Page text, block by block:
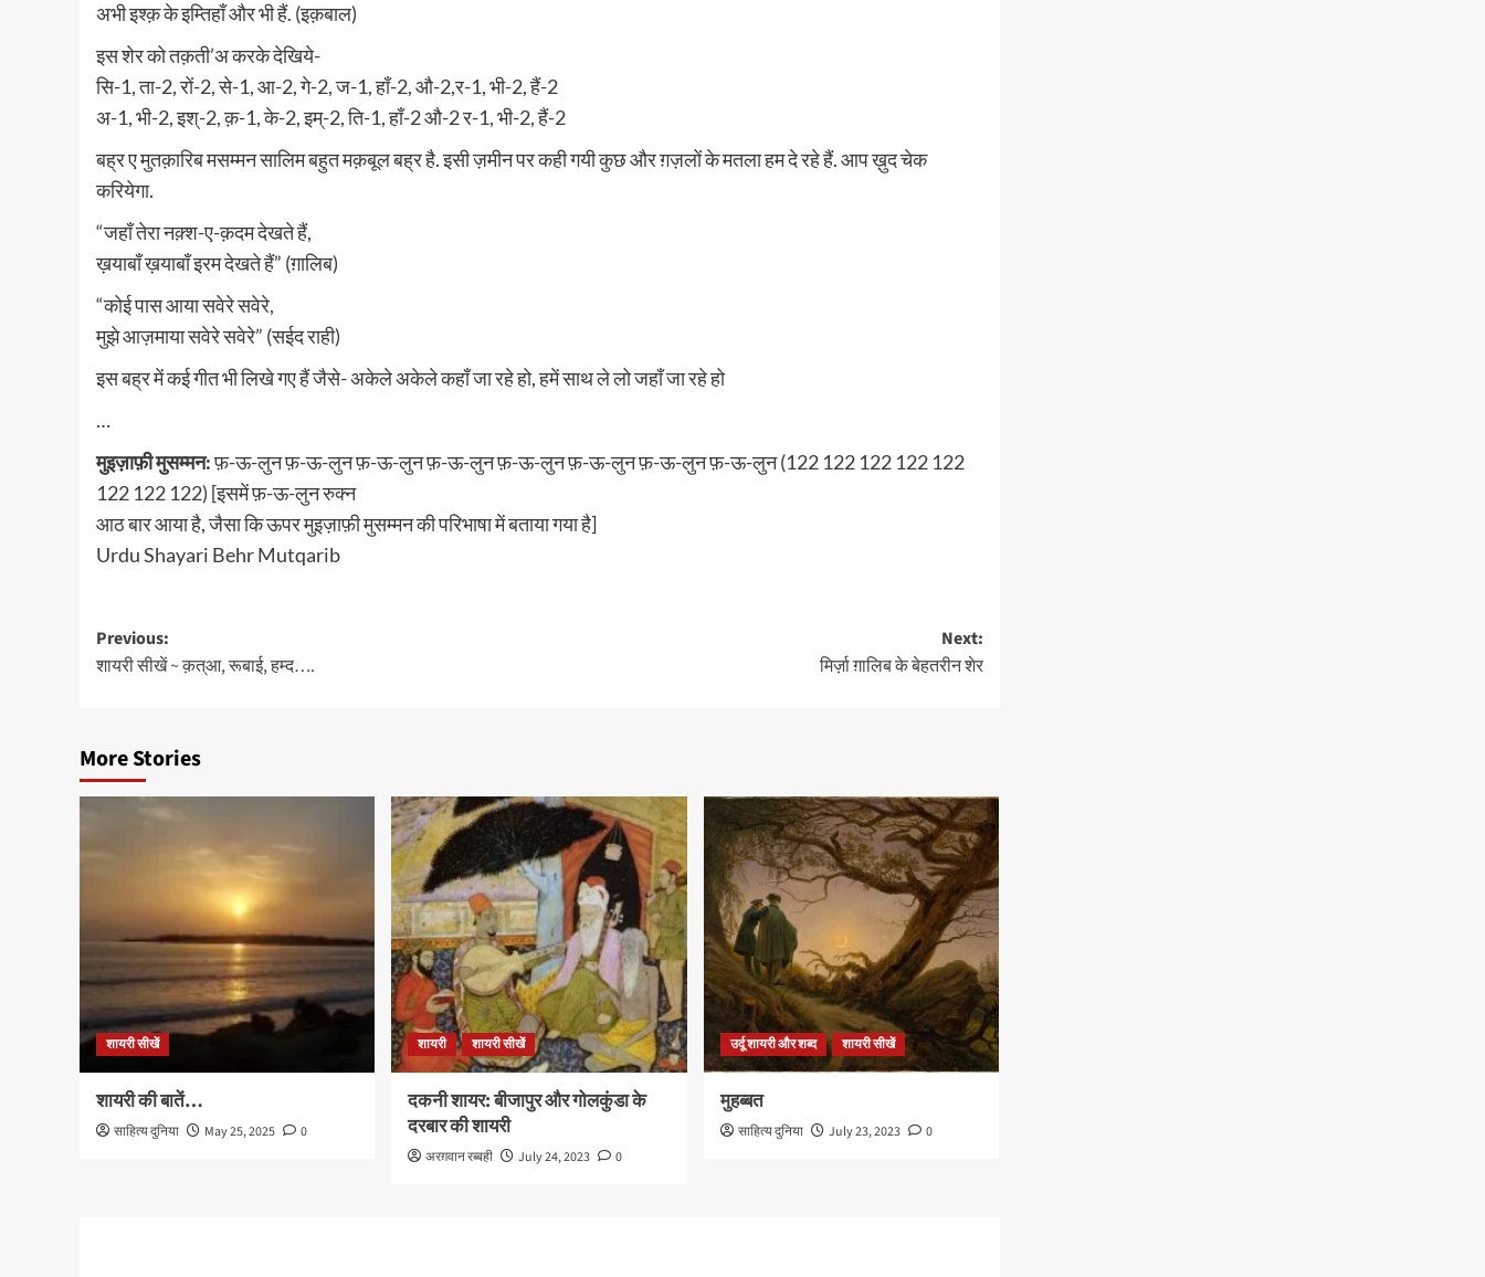
अभी इश्क़ के इम्तिहाँ और भी हैं. (इक़बाल)
इस शेर को तक़ती’अ करके देखिये-
सि-1, ता-2, रों-2, से-1, आ-2, गे-2, ज-1, हाँ-2, औ-2,र-1, भी-2, हैं-2
अ-1, भी-2, इश्-2, क़-1, के-2, इम्-2, ति-1, हाँ-2 औ-2 र-1, भी-2, हैं-2
बह्र ए मुतक़ारिब मसम्मन सालिम बहुत मक़बूल बह्र है. इसी ज़मीन पर कही गयी कुछ और ग़ज़लों के मतला हम दे रहे हैं. आप ख़ुद चेक
करियेगा.
“जहाँ तेरा नक़्श-ए-क़दम देखते हैं,
ख़याबाँ ख़याबाँ इरम देखते हैं” (ग़ालिब)
“कोई पास आया सवेरे सवेरे,
मुझे आज़माया सवेरे सवेरे” (सईद राही)
इस बह्र में कई गीत भी लिखे गए हैं जैसे- अकेले अकेले कहाँ जा रहे हो, हमें साथ ले लो जहाँ जा रहे हो
…
मुइज़ाफ़ी मुसम्मन:फ़-ऊ-लुन फ़-ऊ-लुन फ़-ऊ-लुन फ़-ऊ-लुन फ़-ऊ-लुन फ़-ऊ-लुन फ़-ऊ-लुन फ़-ऊ-लुन (122 122 122 122 122
122 122 122) [इसमें फ़-ऊ-लुन रुक्न
आठ बार आया है, जैसा कि ऊपर मुइज़ाफ़ी मुसम्मन की परिभाषा में बताया गया है]
Urdu Shayari Behr Mutqarib
Post
navigation
Previous:
शायरी सीखें ~ क़त्आ, रूबाई, हम्द….
Next:
मिर्ज़ा ग़ालिब के बेहतरीन शेर
More Stories
शायरी सीखें
शायरी की बातें…
साहित्य दुनिया May 25, 2025 0
शायरी शायरी सीखें
दकनी शायर: बीजापुर और गोलकुंडा के
दरबार की शायरी
अरग़वान रब्बही July 24, 2023 0
उर्दू शायरी और शब्द शायरी सीखें
मुहब्बत
साहित्य दुनिया July 23, 2023 0